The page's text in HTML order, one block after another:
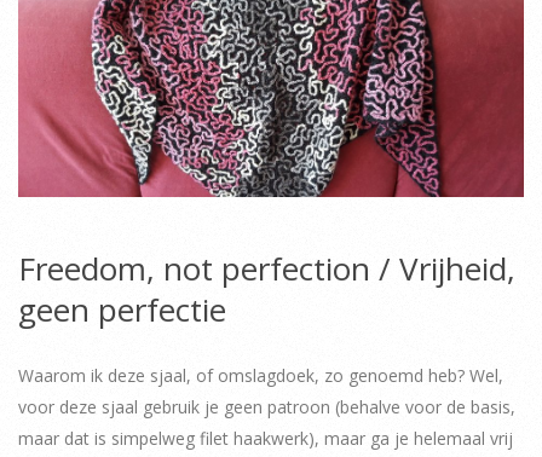
Freedom, not perfection / Vrijheid,
geen perfectie
Waarom ik deze sjaal, of omslagdoek, zo genoemd heb? Wel,
voor deze sjaal gebruik je geen patroon (behalve voor de basis,
maar dat is simpelweg filet haakwerk), maar ga je helemaal vrij